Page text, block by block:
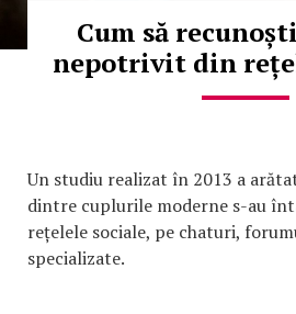
Cum să
nepotrivit din
Un studiu realizat în 2013 a
dintre cuplurile moderne s-au
rețelele sociale, pe chaturi,
specializate.